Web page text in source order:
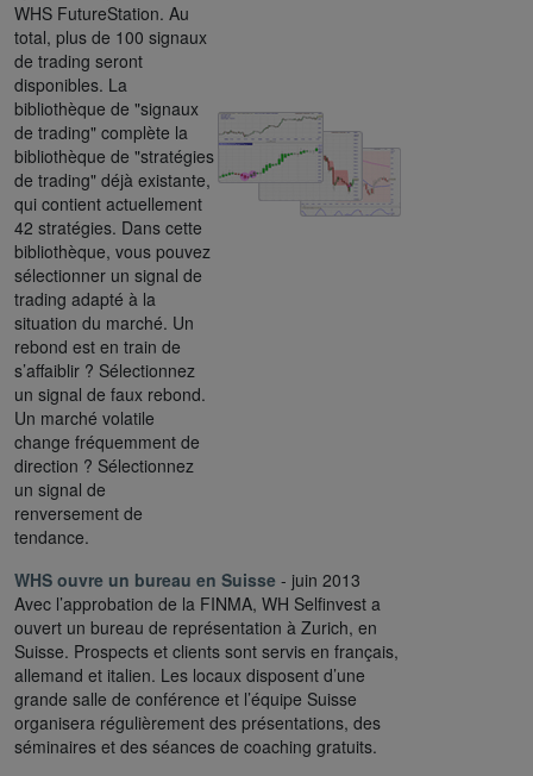
WHS FutureStation. Au
total, plus de 100 signaux
de trading seront
disponibles. La
bibliothèque de "signaux
de trading" complète la
bibliothèque de "stratégies
de trading" déjà existante,
qui contient actuellement
42 stratégies. Dans cette
bibliothèque, vous pouvez
sélectionner un signal de
trading adapté à la
situation du marché. Un
rebond est en train de
s’affaiblir ? Sélectionnez
un signal de faux rebond.
Un marché volatile
change fréquemment de
direction ? Sélectionnez
un signal de
renversement de
tendance.
WHS ouvre un bureau en Suisse - juin 2013
Avec l’approbation de la FINMA, WH Selfinvest a
ouvert un bureau de représentation à Zurich, en
Suisse. Prospects et clients sont servis en français,
allemand et italien. Les locaux disposent d’une
grande salle de conférence et l’équipe Suisse
organisera régulièrement des présentations, des
séminaires et des séances de coaching gratuits.